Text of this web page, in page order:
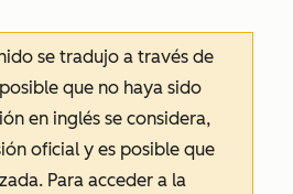
se tradujo a través de
que no haya sido
en inglés se considera,
oficial y es posible que
Para acceder a la